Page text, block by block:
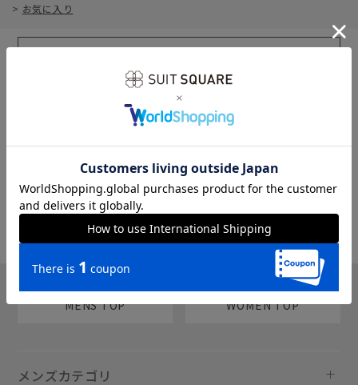
> お気に入り
sms
MENS TOP WOMEN TOP
メンズカテゴリ